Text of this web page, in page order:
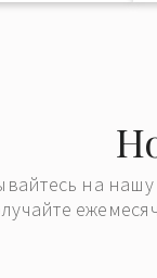
на